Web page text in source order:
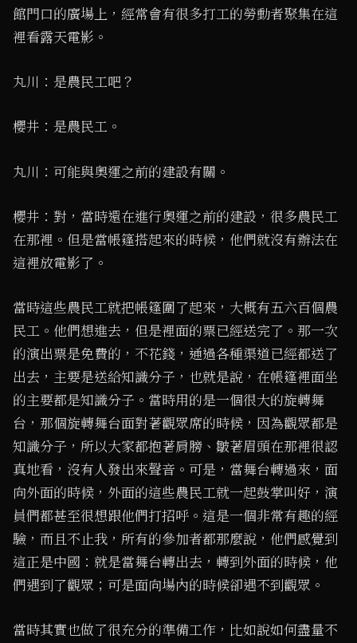
館門口的廣場上，經常會有很多打工的勞動者聚集在這
裡看露天電影。
丸川：是農民工吧？
櫻井：是農民工。
丸川：可能與奧運之前的建設有關。
櫻井：對，當時還在進行奧運之前的建設，很多農民工
在那裡。但是當帳篷搭起來的時候，他們就沒有辦法在
這裡放電影了。
當時這些農民工就把帳篷圍了起來，大概有五六百個農
民工。他們想進去，但是裡面的票已經送完了。那一次
的演出票是免費的，不花錢，通過各種渠道已經都送了
出去，主要是送給知識分子，也就是說，在帳篷裡面坐
的主要都是知識分子。當時用的是一個很大的旋轉舞
台，那個旋轉舞台面對著觀眾席的時候，因為觀眾都是
知識分子，所以大家都抱著肩膀、皺著眉頭在那裡很認
真地看，沒有人發出來聲音。可是，當舞台轉過來，面
向外面的時候，外面的這些農民工就一起鼓掌叫好，演
員們都甚至很想跟他們打招呼。這是一個非常有趣的經
驗，而且不止我，所有的參加者都那麼說，他們感覺到
這正是中國：就是當舞台轉出去，轉到外面的時候，他
們遇到了觀眾；可是面向場內的時候卻遇不到觀眾。
當時其實也做了很充分的準備工作，比如說如何盡量不